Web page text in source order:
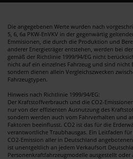
Die angegebenen Werte wurden nach
5, 6, 6a PKW-EnVKV in der gegenwärtig
Emmisionen, die durch die Produktion und
anderer Energieträger entstehen, werden bei
gemäß der Richtlinie 1999/94/EG nicht
nicht auf ein einzelnes Fahrzeug und sind nicht
sondern dienen allein Vergleichszwecken
Fahrzeugtypen.
Hinweis nach Richtlinie 1999/94/EG:
Der Kraftstoffverbrauch und die CO2-
nur von der effizienten Ausnutzung des
sondern werden auch vom Fahrverhalten und
Faktoren beeinflusst. CO2 ist das für die
verantwortliche Traubhausgas. Ein Leitfaden
CO2-Emission aller in Deutschland
ist unentgeltlich an jedem Verkaufsort
Personenkraftfahrzeugmodelle ausgestellt oder